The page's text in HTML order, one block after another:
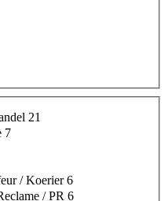
21
7
/ Koerier6
/ PR 6